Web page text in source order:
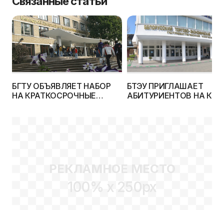
БГТУ ОБЪЯВЛЯЕТ НАБОР
НА КРАТКОСРОЧНЫЕ
БТЭУ ПРИГЛАШАЕТ
АБИТУРИЕНТОВ НА
РЕКЛАМНОЕ МЕСТО
100% x 250px